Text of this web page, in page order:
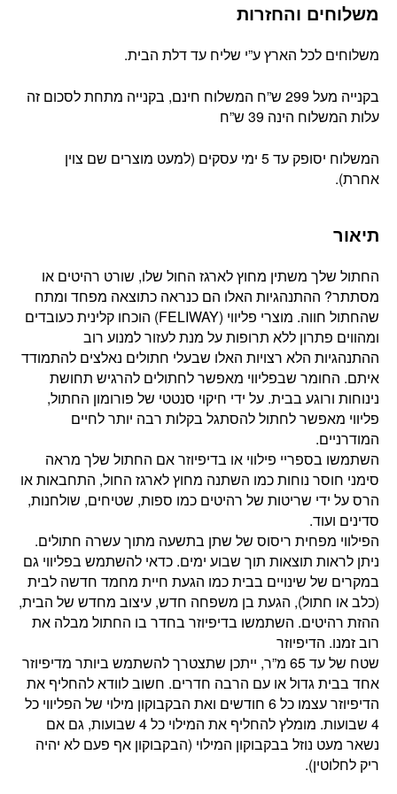
משלוחים והחזרות
משלוחים לכל הארץ ע”י שליח עד דלת הבית.
בקנייה מעל 299 ש”ח המשלוח חינם, בקנייה מתחת לסכום זה
עלות המשלוח הינה 39 ש”ח
המשלוח יסופק עד 5 ימי עסקים (למעט מוצרים שם צוין
אחרת).
תיאור
החתול שלך משתין מחוץ לארגז החול שלו, שורט רהיטים או
מסתתר? ההתנהגיות האלו הם כנראה כתוצאה מפחד ומתח
שהחתול חווה. מוצרי פליווי (FELIWAY) הוכחו קלינית כעובדים
ומהווים פתרון ללא תרופות על מנת לעזור למנוע רוב
ההתנהגיות הלא רצויות האלו שבעלי חתולים נאלצים להתמודד
איתם. החומר שבפליווי מאפשר לחתולים להרגיש תחושת
נינוחות ורוגע בבית. על ידי חיקוי סנטטי של פורומון החתול,
פליווי מאפשר לחתול להסתגל בקלות רבה יותר לחיים
המודרניים.
השתמשו בספריי פילווי או בדיפיוזר אם החתול שלך מראה
סימני חוסר נוחות כמו השתנה מחוץ לארגז החול, התחבאות או
הרס על ידי שריטות של רהיטים כמו ספות, שטיחים, שולחנות,
סדינים ועוד.
הפילווי מפחית ריסוס של שתן בתשעה מתוך עשרה חתולים.
ניתן לראות תוצאות תוך שבוע ימים. כדאי להשתמש בפליווי גם
במקרים של שינויים בבית כמו הגעת חיית מחמד חדשה לבית
(כלב או חתול), הגעת בן משפחה חדש, עיצוב מחדש של הבית,
ההזת רהיטים. השתמשו בדיפיוזר בחדר בו החתול מבלה את
רוב זמנו. הדיפיוזר
שטח של עד 65 מ”ר, ייתכן שתצטרך להשתמש ביותר מדיפיוזר
אחד בבית גדול או עם הרבה חדרים. חשוב לוודא להחליף את
הדיפיוזר עצמו כל 6 חודשים ואת הבקבוקון מילוי של הפליווי כל
4 שבועות. מומלץ להחליף את המילוי כל 4 שבועות, גם אם
נשאר מעט נוזל בבקבוקון המילוי (הבקבוקון אף פעם לא יהיה
ריק לחלוטין).